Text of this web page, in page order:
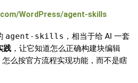
WordPress/agent-skills
agent-skills ，相当于给 AI 一套
践 ，让它知道怎么正确构建块编辑
么按官方流程实现功能，而不是瞎